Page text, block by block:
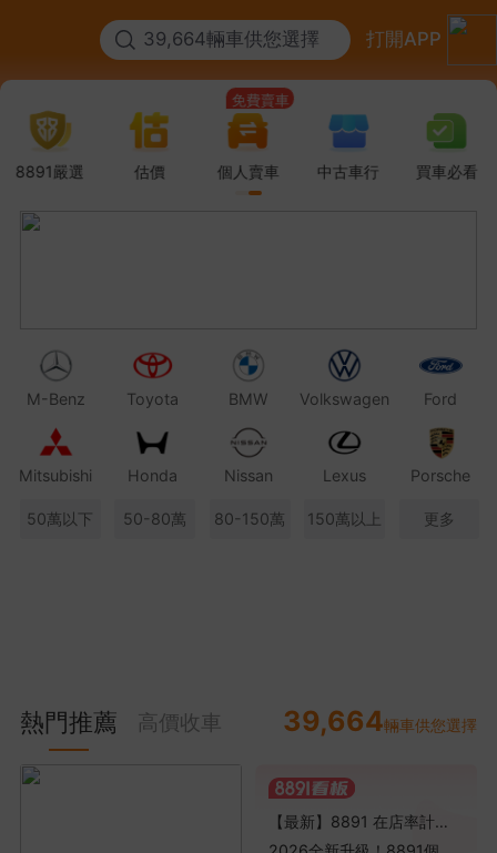
39,664輛車供您選擇 打開APP
8891嚴選 估價 個人賣車
高價收車
免費賣車
高價收車
免費賣車
中古車行 買車必看
M-Benz Toyota BMW Volkswagen Ford
Mitsubishi Honda Nissan Lexus Porsche
50萬以下 50-80萬 80-150萬 150萬以上 更多
熱門推薦 高價收車 39,664輛車供您選擇
【最新】8891 在店率計算規則調整通知